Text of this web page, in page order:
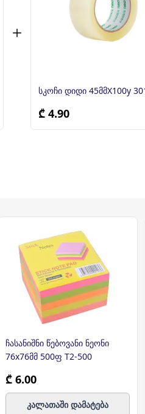
სკოჩი დიდი 45მმX100y
₾ 4.90
ჩასანიშნი წებოვანი ნეონი
76x76მმ 500ფ T2-500
₾ 6.00
კალათაში დამატება